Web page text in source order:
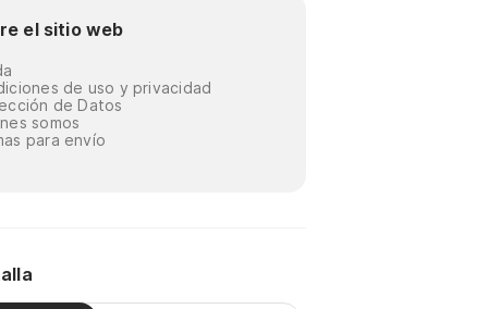
el sitio web
de uso y privacidad
de Datos
somos
para envío